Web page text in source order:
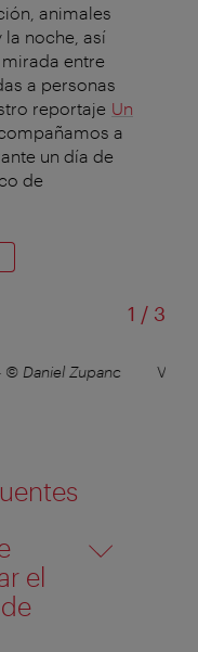
animales
la noche, así
entre
a personas
reportaje Un
a
un día de
de
1 /de
3
© Daniel Zupanc
el